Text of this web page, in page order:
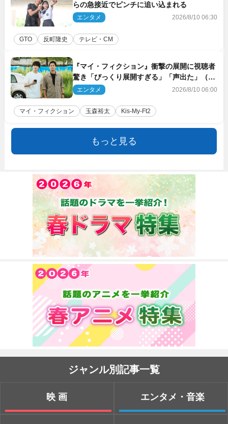
らの急接近でピンチに追い込まれる
エンタメ 2026/8/10 06:30
GTO 反町隆史 テレビ・CM
『マイ・フィクション』衝撃の展開に視聴者
驚き「びっくり展開すぎる」「声出た」（ネ
タバレあり）
エンタメ 2026/8/10 06:00
マイ・フィクション 玉森裕太 Kis‐My‐Ft2
もっと見る
ジャンル別記事一覧
映画 エンタメ・音楽